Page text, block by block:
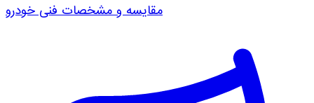
مقایسه و مشخصات فنی خودرو